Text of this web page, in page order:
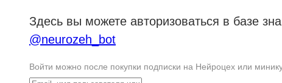
Здесь вы можете авторизоваться в базе
@neurozeh_bot
Войти можно после покупки подписки на Нейроцех или